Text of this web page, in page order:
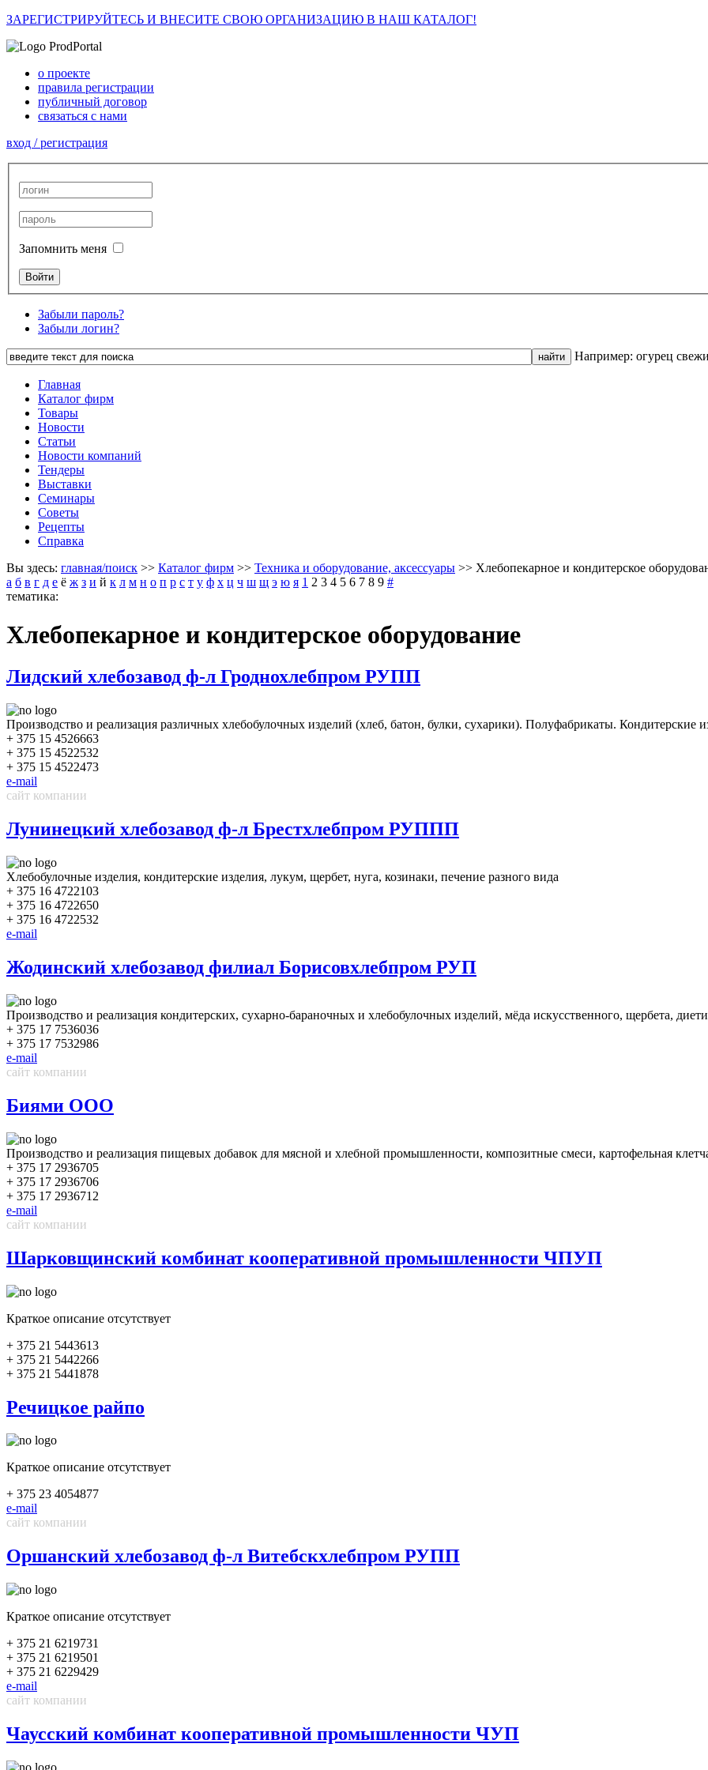
ЗАРЕГИСТРИРУЙТЕСЬ И ВНЕСИТЕ СВОЮ ОРГАНИЗАЦИЮ В НАШ КАТАЛОГ!
о проекте
правила регистрации
публичный договор
связаться с нами
вход / регистрация
Запомнить меня
Забыли пароль?
Забыли логин?
Например: огурец
Главная
Каталог фирм
Товары
Новости
Статьи
Новости компаний
Тендеры
Выставки
Семинары
Советы
Рецепты
Справка
Вы здесь: главная/поиск >> Каталог фирм >> Техника и оборудование, аксессуары >> Хлебопекарное и кондитерское
а б в г д е ё ж з и й к л м н о п р с т у ф х ц ч ш щ э ю я 1 2 3 4 5 6 7 8 9 #
тематика:
Хлебопекарное и кондитерское оборудование
Лидский хлебозавод ф-л Гроднохлебпром РУПП
Производство и реализация различных хлебобулочных изделий (хлеб, батон, булки, сухарики). Полуфабрикаты. Кондитерские
+ 375 15 4526663
+ 375 15 4522532
+ 375 15 4522473
e-mail
сайт компании
Лунинецкий хлебозавод ф-л Брестхлебпром РУППП
Хлебобулочные изделия, кондитерские изделия, лукум, щербет, нуга, козинаки, печение разного вида
+ 375 16 4722103
+ 375 16 4722650
+ 375 16 4722532
e-mail
Жодинский хлебозавод филиал Борисовхлебпром РУП
Производство и реализация кондитерских, сухарно-бараночных и хлебобулочных изделий, мёда искусственного, щербета,
+ 375 17 7536036
+ 375 17 7532986
e-mail
сайт компании
Биями ООО
Производство и реализация пищевых добавок для мясной и хлебной промышленности, композитные смеси, картофельная
+ 375 17 2936705
+ 375 17 2936706
+ 375 17 2936712
e-mail
сайт компании
Шарковщинский комбинат кооперативной промышленности ЧПУП
Краткое описание отсутствует
+ 375 21 5443613
+ 375 21 5442266
+ 375 21 5441878
Речицкое райпо
Краткое описание отсутствует
+ 375 23 4054877
e-mail
сайт компании
Оршанский хлебозавод ф-л Витебскхлебпром РУПП
Краткое описание отсутствует
+ 375 21 6219731
+ 375 21 6219501
+ 375 21 6229429
e-mail
сайт компании
Чаусский комбинат кооперативной промышленности ЧУП